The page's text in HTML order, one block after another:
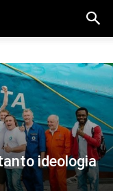
ideologia